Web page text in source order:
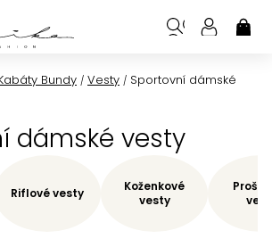
Bundy / Vesty / Sportovní dámské
dámské vesty
Riflové vesty
Koženkové
vesty